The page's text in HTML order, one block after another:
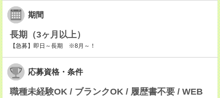
期間
長期（3ヶ月以上）
【急募】即日～長期 ※8月～！
応募資格・条件
職種未経験OK / ブランクOK / 履歴書不要 / WEB